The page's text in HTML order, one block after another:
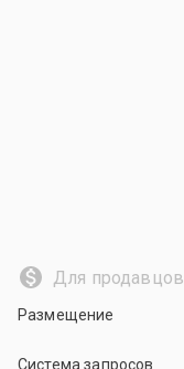
Для продавцов
Размещение
Система запросов